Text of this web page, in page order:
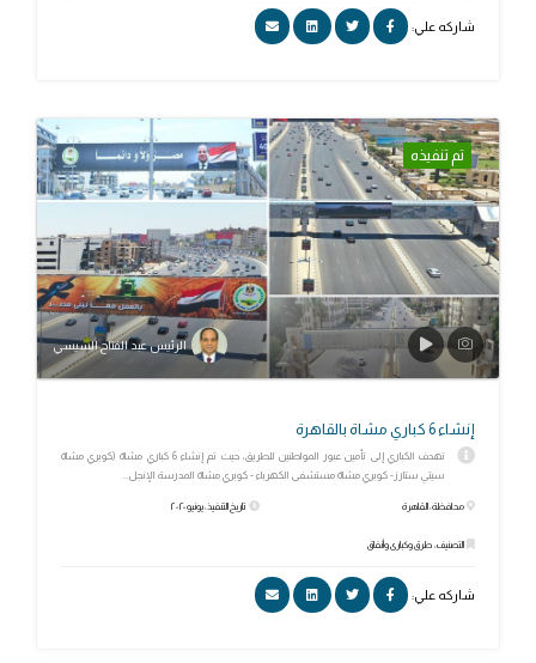
شاركه علي:
تم تنفيذه
الرئيس عبد الفتاح السيسي
إنشاء 6 كباري مشاة بالقاهرة
تهدف الكباري إلى تأمين عبور المواطنين للطريق، حيث تم إنشاء 6 كباري مشاة (كوبري مشاة
سيتي ستارز- كوبري مشاة مستشفى الكهرباء - كوبري مشاة المدرسة الإنجل...
محافظة: القاهرة
التصنيف: طرق وكبارى وأنفاق
تاريخ التنفيذ: يونيو ٢٠٢٠
شاركه علي: